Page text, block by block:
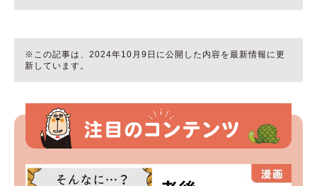
※この記事は、2024年10月9日に公開した内容を最新情報に更
新しています。